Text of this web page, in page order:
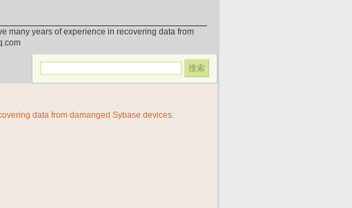
many years of experience in recovering data from
data from damanged Sybase devices.